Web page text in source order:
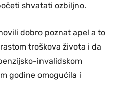
shvatati ozbiljno.
dobro poznat apel a to
troškova života i da
invalidskom
godine omogućila i